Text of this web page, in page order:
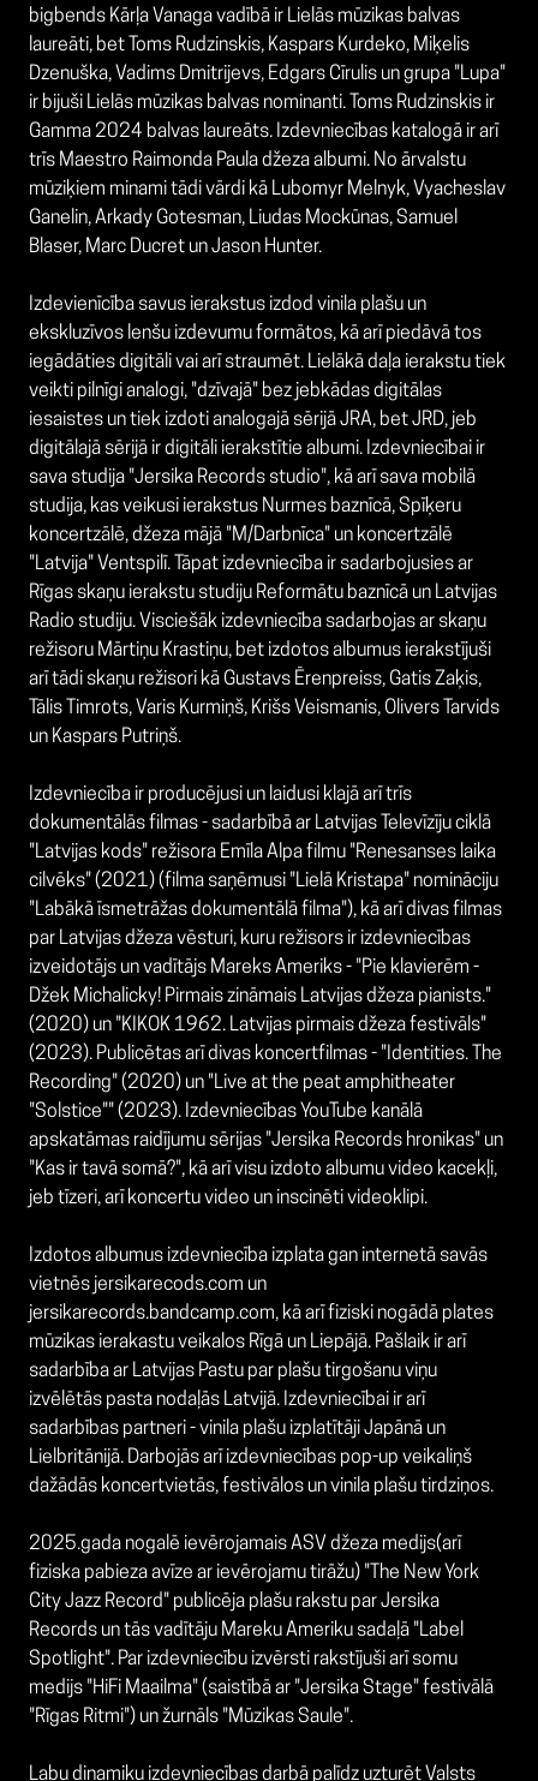
bigbends Kārļa Vanaga vadībā ir Lielās mūzikas balvas
laureāti, bet Toms Rudzinskis, Kaspars Kurdeko, Miķelis
Dzenuška, Vadims Dmitrijevs, Edgars Cīrulis un grupa "Lupa"
ir bijuši Lielās mūzikas balvas nominanti. Toms Rudzinskis ir
Gamma 2024 balvas laureāts. Izdevniecības katalogā ir arī
trīs Maestro Raimonda Paula džeza albumi. No ārvalstu
mūziķiem minami tādi vārdi kā Lubomyr Melnyk, Vyacheslav
Ganelin, Arkady Gotesman, Liudas Mockūnas, Samuel
Blaser, Marc Ducret un Jason Hunter.
Izdevienīcība savus ierakstus izdod vinila plašu un
ekskluzīvos lenšu izdevumu formātos, kā arī piedāvā tos
iegādāties digitāli vai arī straumēt. Lielākā daļa ierakstu tiek
veikti pilnīgi analogi, "dzīvajā" bez jebkādas digitālas
iesaistes un tiek izdoti analogajā sērijā JRA, bet JRD, jeb
digitālajā sērijā ir digitāli ierakstītie albumi. Izdevniecībai ir
sava studija "Jersika Records studio", kā arī sava mobilā
studija, kas veikusi ierakstus Nurmes baznīcā, Spīķeru
koncertzālē, džeza mājā "M/Darbnīca" un koncertzālē
"Latvija" Ventspilī. Tāpat izdevniecība ir sadarbojusies ar
Rīgas skaņu ierakstu studiju Reformātu baznīcā un Latvijas
Radio studiju. Visciešāk izdevniecība sadarbojas ar skaņu
režisoru Mārtiņu Krastiņu, bet izdotos albumus ierakstījuši
arī tādi skaņu režisori kā Gustavs Ērenpreiss, Gatis Zaķis,
Tālis Timrots, Varis Kurmiņš, Krišs Veismanis, Olivers Tarvids
un Kaspars Putriņš.
Izdevniecība ir producējusi un laidusi klajā arī trīs
dokumentālās filmas - sadarbībā ar Latvijas Televīzīju ciklā
"Latvijas kods" režisora Emīla Alpa filmu "Renesanses laika
cilvēks" (2021) (filma saņēmusi "Lielā Kristapa" nomināciju
"Labākā īsmetrāžas dokumentālā filma"), kā arī divas filmas
par Latvijas džeza vēsturi, kuru režisors ir izdevniecības
izveidotājs un vadītājs Mareks Ameriks - "Pie klavierēm -
Džek Michalicky! Pirmais zināmais Latvijas džeza pianists."
(2020) un "KIKOK 1962. Latvijas pirmais džeza festivāls"
(2023). Publicētas arī divas koncertfilmas - "Identities. The
Recording" (2020) un "Live at the peat amphitheater
"Solstice"" (2023). Izdevniecības YouTube kanālā
apskatāmas raidījumu sērijas "Jersika Records hronikas" un
"Kas ir tavā somā?", kā arī visu izdoto albumu video kacekļi,
jeb tīzeri, arī koncertu video un inscinēti videoklipi.
Izdotos albumus izdevniecība izplata gan internetā savās
vietnēs jersikarecods.com un
jersikarecords.bandcamp.com, kā arī fiziski nogādā plates
mūzikas ierakastu veikalos Rīgā un Liepājā. Pašlaik ir arī
sadarbība ar Latvijas Pastu par plašu tirgošanu viņu
izvēlētās pasta nodaļās Latvijā. Izdevniecībai ir arī
sadarbības partneri - vinila plašu izplatītāji Japānā un
Lielbritānijā. Darbojās arī izdevniecības pop-up veikaliņš
dažādās koncertvietās, festivālos un vinila plašu tirdziņos.
2025.gada nogalē ievērojamais ASV džeza medijs(arī
fiziska pabieza avīze ar ievērojamu tirāžu) "The New York
City Jazz Record" publicēja plašu rakstu par Jersika
Records un tās vadītāju Mareku Ameriku sadaļā "Label
Spotlight". Par izdevniecību izvērsti rakstījuši arī somu
medijs "HiFi Maailma" (saistībā ar "Jersika Stage" festivālā
"Rīgas Ritmi") un žurnāls "Mūzikas Saule".
Labu dinamiku izdevniecības darbā palīdz uzturēt Valsts